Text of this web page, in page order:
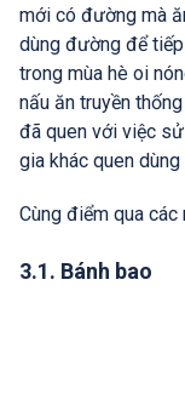
mới có đường mà
dùng đường để
trong mùa hè oi
nấu ăn truyền
đã quen với việc
gia khác quen dùng
Cùng điểm qua
3.1. Bánh bao